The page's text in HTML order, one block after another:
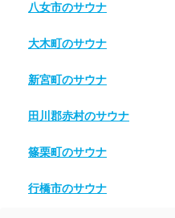
八女市のサウナ
大木町のサウナ
新宮町のサウナ
田川郡赤村のサウナ
篠栗町のサウナ
行橋市のサウナ